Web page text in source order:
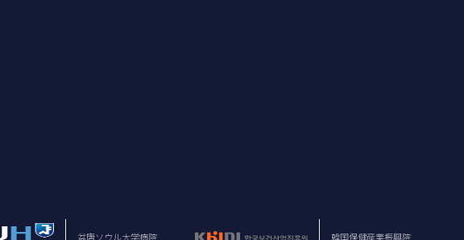
盆唐ソウル大学病院 韓国保健産業振興院